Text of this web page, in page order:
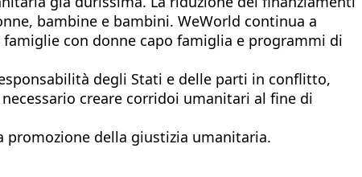
bambine e bambini. WeWorld continua a
con donne capo famiglia e programmi di
degli Stati e delle parti in conflitto,
creare corridoi umanitari al fine di
della giustizia umanitaria.